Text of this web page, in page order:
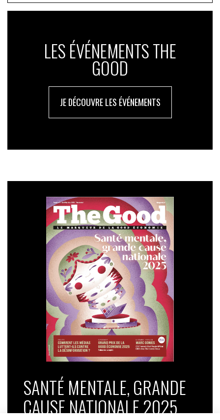
LES ÉVÉNEMENTS THE
GOOD
JE DÉCOUVRE LES ÉVÉNEMENTS
SANTÉ MENTALE, GRANDE
CAUSE NATIONALE 2025